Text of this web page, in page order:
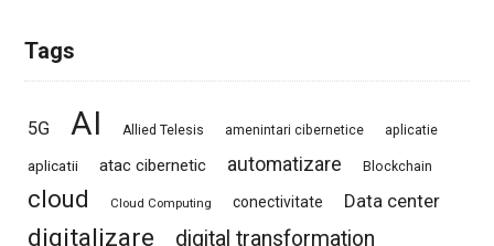
Tags
5G AI Allied Telesis amenintari cibernetice aplicatie
aplicatii atac cibernetic automatizare Blockchain
cloud Cloud Computing conectivitate Data center
digitalizare digital transformation